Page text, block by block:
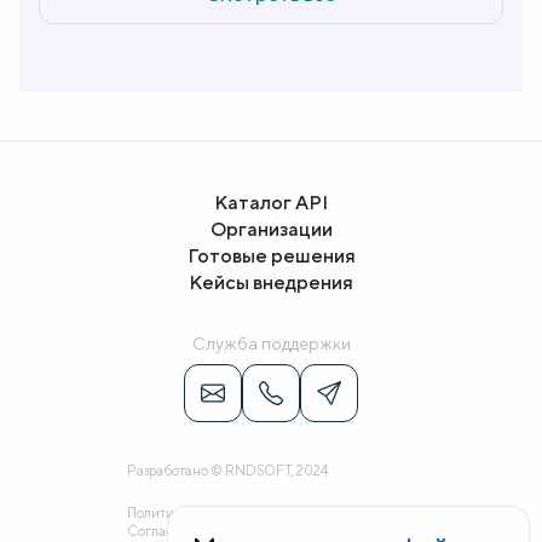
Каталог API
Организации
Готовые решения
Кейсы внедрения
Служба поддержки
Разработано © RNDSOFT, 2024
Политика конфиденциальности
Согласие на обработку персональных данных